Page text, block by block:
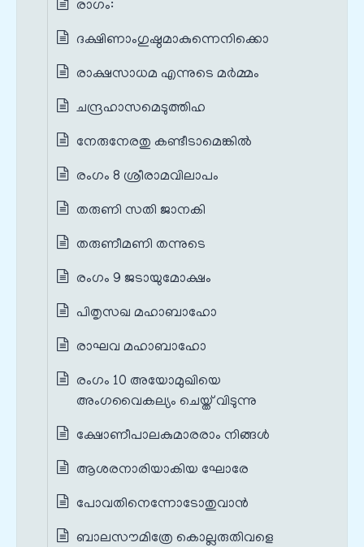
രാഗം:
ദക്ഷിണാംഗുഷ്ഠമാകുന്നെനിക്കൊ
രാക്ഷസാധമ എന്നുടെ മര്‍മ്മം
ചന്ദ്രഹാസമെടുത്തിഹ
നേരുനേരതു കണ്ടീടാമെങ്കിൽ
രംഗം 8 ശ്രീരാമവിലാപം
തരുണി സതി ജാനകി
തരുണീമണി തന്നുടെ
രംഗം 9 ജടായുമോക്ഷം
പിതൃസഖ മഹാബാഹോ
രാഘവ മഹാബാഹോ
രംഗം 10 അയോമുഖിയെ
അംഗവൈകല്യം ചെയ്ത് വിടുന്നു
ക്ഷോണീപാലകുമാരരാം നിങ്ങൾ
ആശരനാരിയാകിയ ഘോരേ
പോവതിനെന്നോടോതുവാൻ
ബാലസൗമിത്രേ കൊല്ലരുതിവളെ